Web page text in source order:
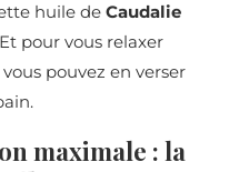
huile de Caudalie
pour vous relaxer
pouvez en verser
maximale : la